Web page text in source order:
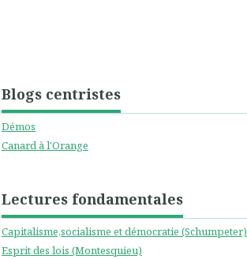
Blogs centristes
Démos
Canard à l'Orange
Lectures fondamentales
Capitalisme,socialisme et démocratie (Schumpeter)
Esprit des lois (Montesquieu)